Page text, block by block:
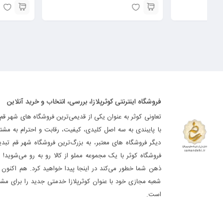
فروشگاه اینترنتی کوثرپلازا، بررسی، انتخاب و خرید آنلاین
تعاونی کوثر به عنوان یکی از قدیمی‌ترین فروشگاه های شهر
با پایبندی به سه اصل کلیدی، کیفیت، رقابت و احترام به
دیگر فروشگاه های معتبر، به بزرگ‌ترین فروشگاه شهر قم
فروشگاه کوثر با یک مجموعه مملو از کالا رو به رو می‌شوید!
ذهن شما خطور می‌کند در اینجا پیدا خواهید کرد. هم اکنون
شعبه مجازی خود با عنوان کوثرپلازا خدمتی جدید را برای
است.